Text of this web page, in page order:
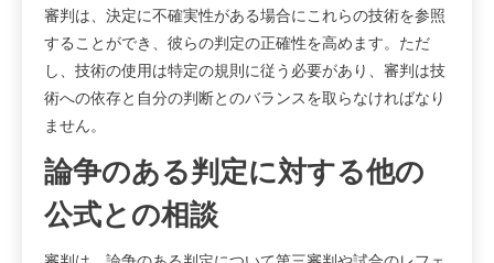
審判は、決定に不確実性がある場合にこれらの技術を参照
することができ、彼らの判定の正確性を高めます。ただ
し、技術の使用は特定の規則に従う必要があり、審判は技
術への依存と自分の判断とのバランスを取らなければなり
ません。
論争のある判定に対する他の
公式との相談